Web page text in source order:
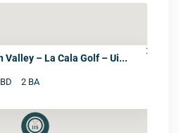
Valley – La Cala Golf – Ui...
2 BA